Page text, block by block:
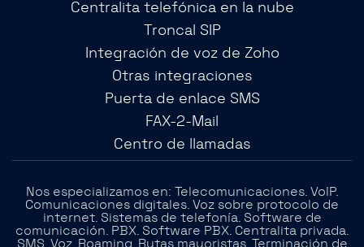
Centralita telefónica en la nube
Troncal SIP
Integración de voz de Zoho
Otras integraciones
Puerta de enlace SMS
FAX-2-Mail
Centro de llamadas
Nos especializamos en: Telecomunicaciones. VoIP.
Comunicaciones digitales. Voz sobre protocolo de
internet. Sistemas de telefonía. Software de
comunicación. PBX. Software PBX. Centralita privada.
SMS. Voz. Roaming. Rutas mayoristas. Terminación de